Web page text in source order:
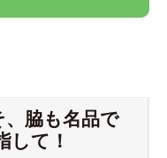
脇も名品で
して！